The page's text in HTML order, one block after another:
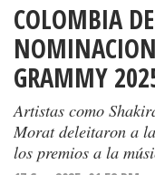
COLOMBIA
GRAMMY
Artistas como
Morat deleitaron a
los premios a la